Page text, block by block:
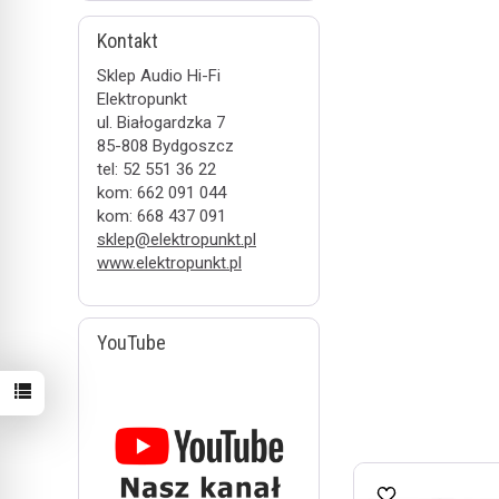
Kontakt
Sklep Audio Hi-Fi
Elektropunkt
ul. Białogardzka 7
85-808 Bydgoszcz
tel: 52 551 36 22
kom: 662 091 044
kom: 668 437 091
sklep@elektropunkt.pl
www.elektropunkt.pl
YouTube